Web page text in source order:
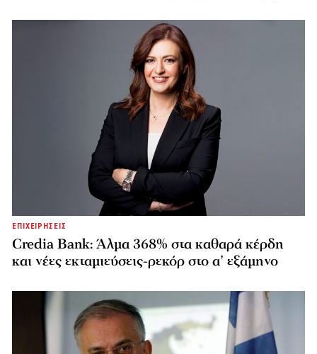
ΕΠΙΧΕΙΡΗΣΕΙΣ
Credia Bank: Άλμα 368% στα καθαρά κέρδη
και νέες εκταμιεύσεις-ρεκόρ στο α’ εξάμηνο